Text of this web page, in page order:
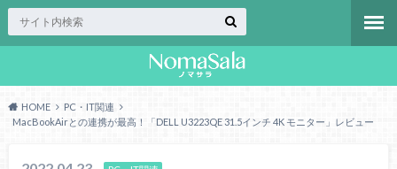
HOME
PC・IT関連
MacBookAirとの連携が最高！「DELL U3223QE 31.5インチ 4K モニター」レビュー